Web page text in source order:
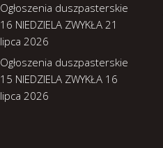
Ogłoszenia duszpasterskie
16 NIEDZIELA ZWYKŁA 21
lipca 2026
Ogłoszenia duszpasterskie
15 NIEDZIELA ZWYKŁA 16
lipca 2026